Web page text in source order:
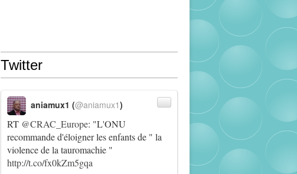
Twitter
RT @CRAC_Europe: "L'ONU
recommande d'éloigner les enfants de " la
violence de la tauromachie "
http://t.co/fx0kZm5gqa
aniamux1 (@aniamux1)